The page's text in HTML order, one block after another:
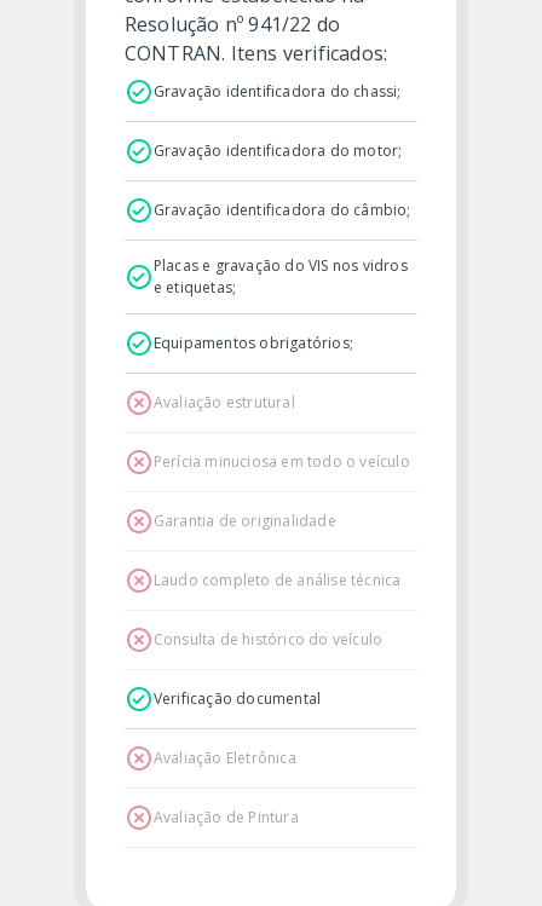
Resolução nº 941/22 do
CONTRAN. Itens verificados:
Gravação identificadora do chassi;
Gravação identificadora do motor;
Gravação identificadora do câmbio;
Placas e gravação do VIS nos vidros
e etiquetas;
Equipamentos obrigatórios;
Avaliação estrutural
Perícia minuciosa em todo o veículo
Garantia de originalidade
Laudo completo de análise técnica
Consulta de histórico do veículo
Verificação documental
Avaliação Eletrônica
Avaliação de Pintura